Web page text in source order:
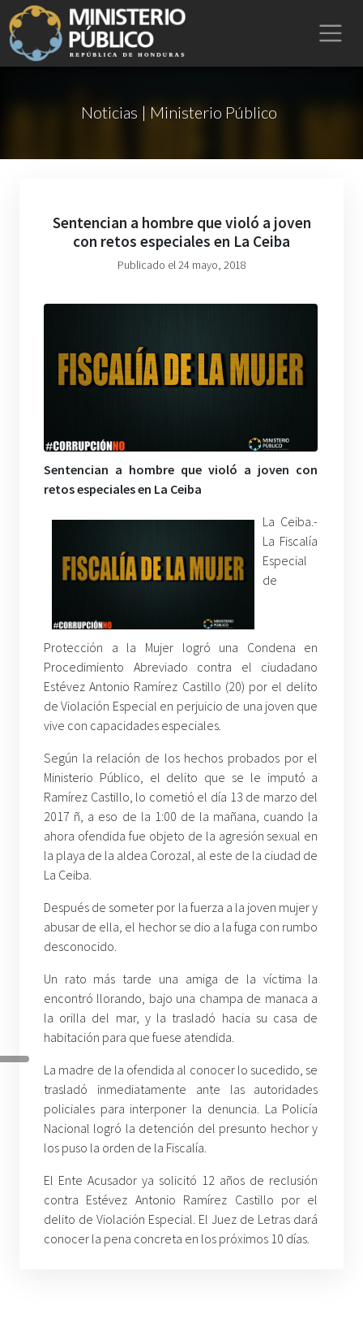
Noticias | Ministerio Público
Sentencian a hombre que violó a joven
con retos especiales en La Ceiba
Publicado el 24 mayo, 2018
Sentencian a hombre que violó a joven con
retos especiales en La Ceiba
La Ceiba.-
La Fiscalía
Especial
de
Protección a la Mujer logró una Condena en
Procedimiento Abreviado contra el ciudadano
Estévez Antonio Ramírez Castillo (20) por el delito
de Violación Especial en perjuicio de una joven que
vive con capacidades especiales.
Según la relación de los hechos probados por el
Ministerio Público, el delito que se le imputó a
Ramírez Castillo, lo cometió el día 13 de marzo del
2017 ñ, a eso de la 1:00 de la mañana, cuando la
ahora ofendida fue objeto de la agresión sexual en
la playa de la aldea Corozal, al este de la ciudad de
La Ceiba.
Después de someter por la fuerza a la joven mujer y
abusar de ella, el hechor se dio a la fuga con rumbo
desconocido.
Un rato más tarde una amiga de la víctima la
encontró llorando, bajo una champa de manaca a
la orilla del mar, y la trasladó hacia su casa de
habitación para que fuese atendida.
La madre de la ofendida al conocer lo sucedido, se
trasladó inmediatamente ante las autoridades
policiales para interponer la denuncia. La Policía
Nacional logró la detención del presunto hechor y
los puso la orden de la Fiscalía.
El Ente Acusador ya solicitó 12 años de reclusión
contra Estévez Antonio Ramírez Castillo por el
delito de Violación Especial. El Juez de Letras dará
conocer la pena concreta en los próximos 10 días.